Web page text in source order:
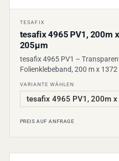
TESAFIX
tesafix 4965 PV1, 200m
205µm
tesafix 4965 PV1 –
Folienklebeband, 200 m x
VARIANTE WÄHLEN
PREIS AUF ANFRAGE